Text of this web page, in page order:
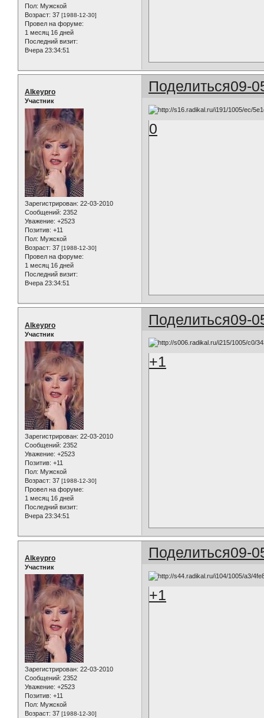
Пол: Мужской
Возраст: 37 [1988-12-30]
Провел на форуме:
1 месяц 16 дней
Последний визит:
Вчера 23:34:51
Поделиться09-
Alkeypro
Участник
Зарегистрирован: 22-03-2010
Сообщений: 2352
Уважение: +2523
Позитив: +11
Пол: Мужской
Возраст: 37 [1988-12-30]
Провел на форуме:
1 месяц 16 дней
Последний визит:
Вчера 23:34:51
0
Поделиться09-
Alkeypro
Участник
Зарегистрирован: 22-03-2010
Сообщений: 2352
Уважение: +2523
Позитив: +11
Пол: Мужской
Возраст: 37 [1988-12-30]
Провел на форуме:
1 месяц 16 дней
Последний визит:
Вчера 23:34:51
+1
Поделиться09-
Alkeypro
Участник
Зарегистрирован: 22-03-2010
Сообщений: 2352
Уважение: +2523
Позитив: +11
Пол: Мужской
Возраст: 37 [1988-12-30]
+1